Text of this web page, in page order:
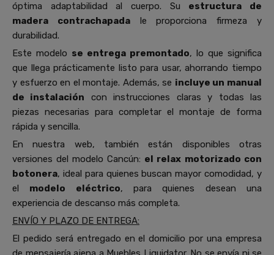
óptima adaptabilidad al cuerpo. Su estructura de
madera contrachapadale proporciona firmeza y
durabilidad.
Este modelo se entrega premontado, lo que significa
que llega prácticamente listo para usar, ahorrando tiempo
y esfuerzo en el montaje. Además, se incluye un manual
de instalación con instrucciones claras y todas las
piezas necesarias para completar el montaje de forma
rápida y sencilla.
En nuestra web, también están disponibles otras
versiones del modelo Cancún: el relax motorizado con
botonera, ideal para quienes buscan mayor comodidad, y
el modelo eléctrico, para quienes desean una
experiencia de descanso más completa.
ENVÍO Y PLAZO DE ENTREGA:
El pedido será entregado en el domicilio por una empresa